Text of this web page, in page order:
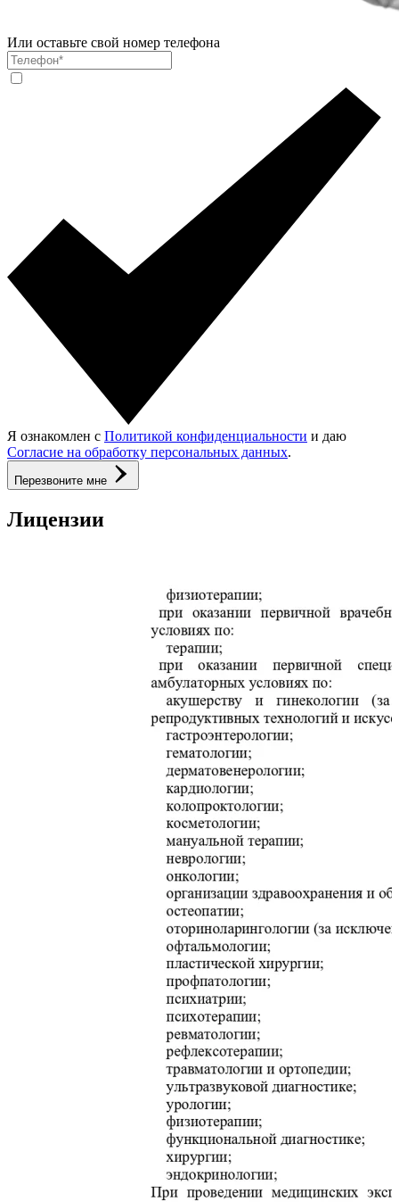
Или оставьте свой номер телефона
Я ознакомлен с Политикой конфиденциальности и даю
Согласие на обработку персональных данных.
Перезвоните мне
Лицензии